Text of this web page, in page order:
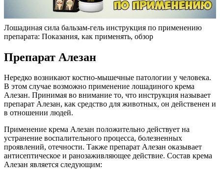
Лошадиная сила бальзам-гель инструкция по применению
препарата: Показания, как применять, обзор
Препарат Алезан
Нередко возникают костно-мышечные патологии у человека.
В этом случае возможно применение лошадиного крема
Алезан. Принимая во внимание то, что инструкция называет
препарат Алезан, как средство для животных, он действенен и
в отношении людей.
Применение крема Алезан положительно действует на
устранение воспалительного процесса, болезненных
проявлений, отечности. Также препарат Алезан оказывает
антисептическое и ранозаживляющее действие. Состав крема
Алезан является следующим: